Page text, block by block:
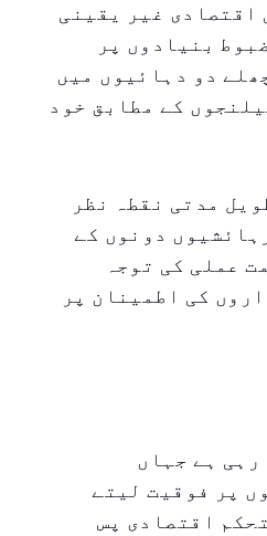
اقتصادی غیر یقینی
بنیادوں پر
دو دہائیوں میں
کے مطابق خود
مدتی نقطہ نظر
دونوں کے
عملی کی توجہ
کی اطمینان پر
ہے جہاں
پر فوقیت لیتے
اقتصادی پس